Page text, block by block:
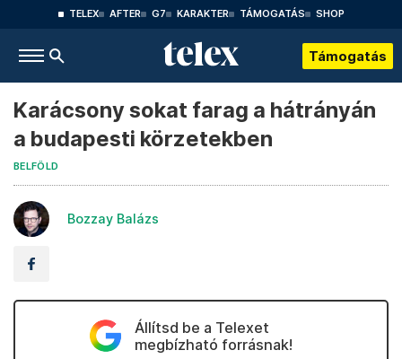
TELEX AFTER G7 KARAKTER TÁMOGATÁS SHOP
Támogatás
Karácsony sokat farag a hátrányán
a budapesti körzetekben
BELFÖLD
Bozzay Balázs
Állítsd be a Telexet
megbízható forrásnak!